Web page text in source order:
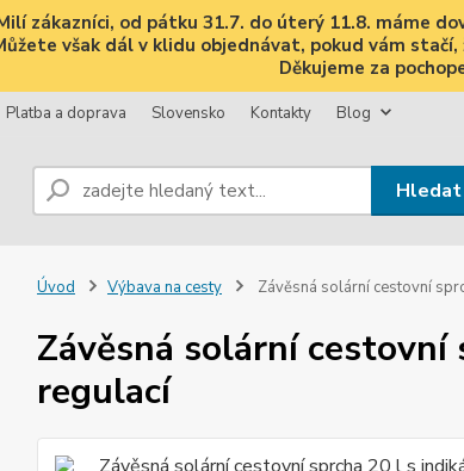
zákazníci, od pátku 31.7. do úterý 11.8. máme
však dál v klidu objednávat, pokud vám
Děkujeme za
Platba a doprava Slovensko Kontakty Blog
Hledat
Úvod Výbava na cesty Závěsná solární cestovní
Závěsná solární
regulací